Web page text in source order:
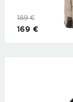
189€
169 €